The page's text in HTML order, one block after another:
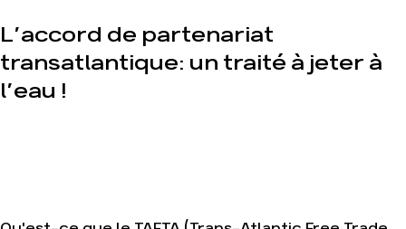
Équipes et
fonctionnement
grand enfumage
tendance
destructrice
L’accord de partenariat
transatlantique: un traité à jeter à
l’eau !